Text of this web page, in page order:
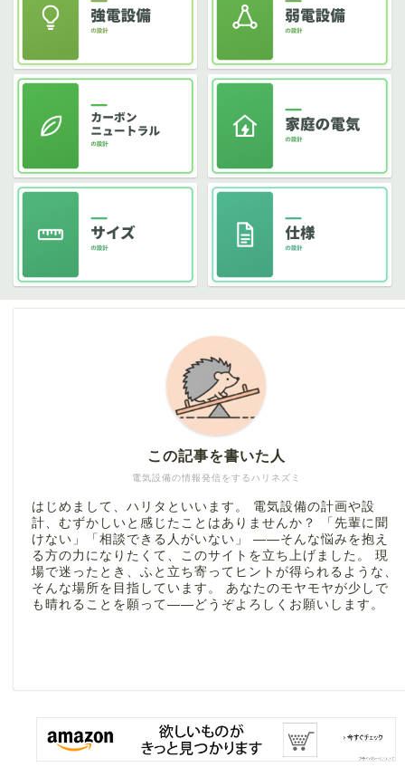
電気設備の情報発信をするハリネズミ
この記事を書いた人
はじめまして、ハリタといいます。 電気設備の計画や設
計、むずかしいと感じたことはありませんか？ 「先輩に聞
けない」「相談できる人がいない」 ――そんな悩みを抱え
る方の力になりたくて、このサイトを立ち上げました。 現
場で迷ったとき、ふと立ち寄ってヒントが得られるような、
そんな場所を目指しています。 あなたのモヤモヤが少しで
も晴れることを願って――どうぞよろしくお願いします。